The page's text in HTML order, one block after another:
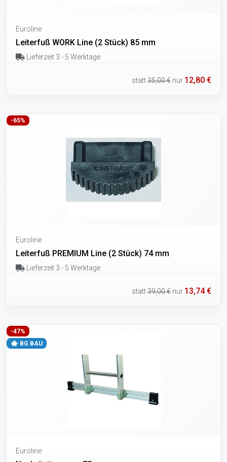
Euroline
Leiterfuß WORK Line (2 Stück) 85 mm
Lieferzeit 3 - 5 Werktage
statt35,00 € nur 12,80 €
-65%
Euroline
Leiterfuß PREMIUM Line (2 Stück) 74 mm
Lieferzeit 3 - 5 Werktage
statt39,00 € nur 13,74 €
-47%
BG BAU
Euroline